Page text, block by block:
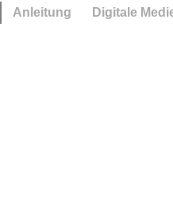
Anleitung Digitale